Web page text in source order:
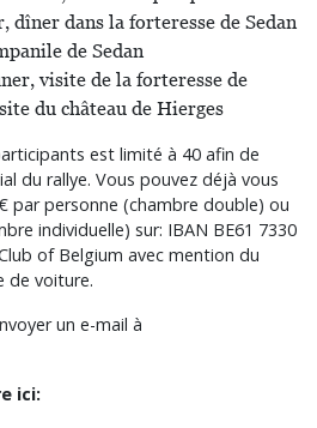
dîner dans la forteresse de Sedan
de Sedan
visite de la forteresse de
du château de Hierges
est limité à 40 afin de
du rallye. Vous pouvez déjà vous
par personne (chambre double) ou
individuelle) sur: IBAN BE61 7330
of Belgium avec mention du
de voiture.
un e-mail à
ici: